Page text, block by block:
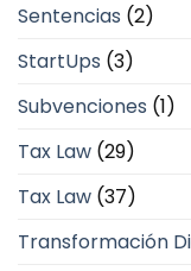
Sentencias (2)
StartUps (3)
Subvenciones (1)
Tax Law (29)
Tax Law (37)
Transformación